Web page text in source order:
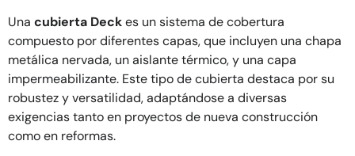
Una cubierta Deckes un sistema de cobertura
compuesto por diferentes capas, que incluyen una chapa
metálica nervada, un aislante térmico, y una capa
impermeabilizante. Este tipo de cubierta destaca por su
robustez y versatilidad, adaptándose a diversas
exigencias tanto en proyectos de nueva construcción
como en reformas.